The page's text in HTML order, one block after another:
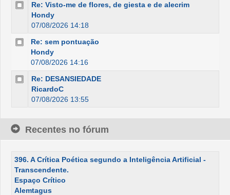
Re: Visto-me de flores, de giesta e de alecrim
Hondy
07/08/2026 14:18
Re: sem pontuação
Hondy
07/08/2026 14:16
Re: DESANSIEDADE
RicardoC
07/08/2026 13:55
Recentes no fórum
396. A Crítica Poética segundo a Inteligência Artificial -
Transcendente.
Espaço Crítico
Alemtagus